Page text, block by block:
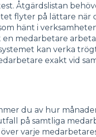
Åtgärdslistan
flyter på lättare när
hänt i
medarbetare
kan verka
exakt vid
du av hur
på samtliga
varje